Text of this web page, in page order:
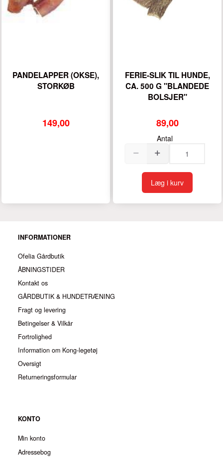
PANDELAPPER (OKSE),
STORKØB
149,00
FERIE-SLIK TIL HUNDE,
CA. 500 G "BLANDEDE
BOLSJER"
89,00
Antal
Læg i kurv
INFORMATIONER
Ofelia Gårdbutik
ÅBNINGSTIDER
Kontakt os
GÅRDBUTIK & HUNDETRÆNING
Fragt og levering
Betingelser & Vilkår
Fortrolighed
Information om Kong-legetøj
Oversigt
Returneringsformular
KONTO
Min konto
Adressebog